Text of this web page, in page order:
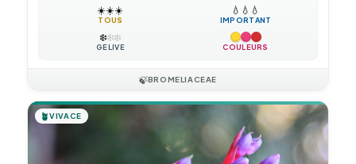
☀️☀️☀️
TOUS
💧 💧 💧
IMPORTANT
❄️❄️❄️
GÉLIVE COULEURS
🍃BROMELIACEAE
🪴VIVACE